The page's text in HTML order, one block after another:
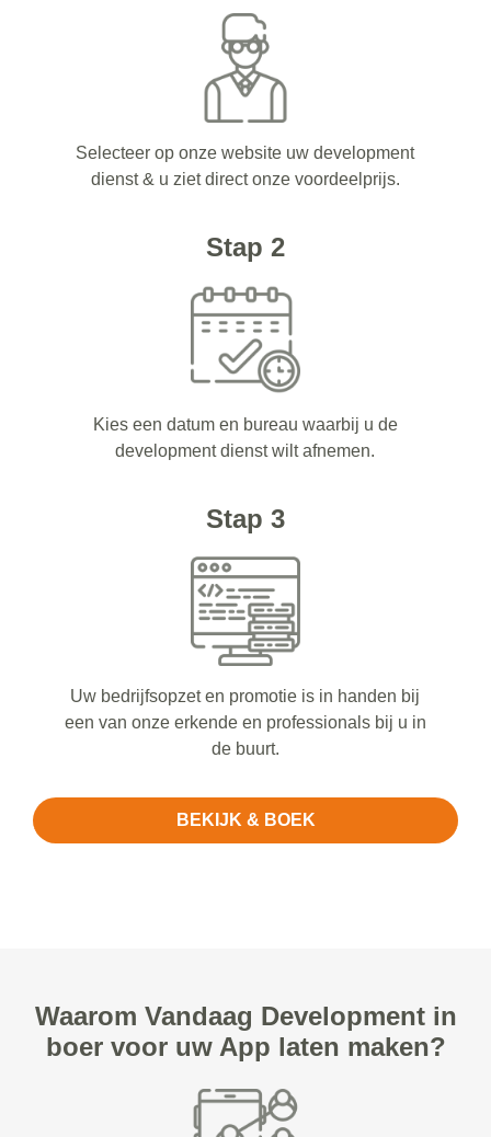
Selecteer op onze website uw development
dienst & u ziet direct onze voordeelprijs.
Stap 2
Kies een datum en bureau waarbij u de
development dienst wilt afnemen.
Stap 3
Uw bedrijfsopzet en promotie is in handen bij
een van onze erkende en professionals bij u in
de buurt.
BEKIJK & BOEK
Waarom Vandaag Development in
boer voor uw App laten maken?